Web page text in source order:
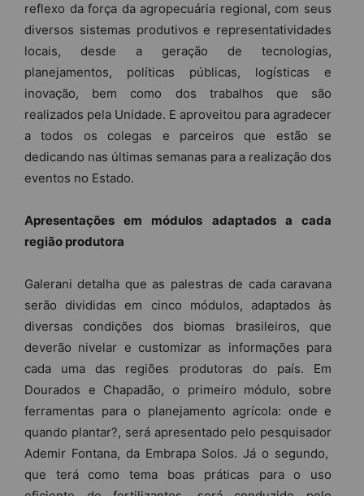
reflexo da força da agropecuária regional, com seus
diversos sistemas produtivos e representatividades
locais, desde a geração de tecnologias,
planejamentos, políticas públicas, logísticas e
inovação, bem como dos trabalhos que são
realizados pela Unidade. E aproveitou para agradecer
a todos os colegas e parceiros que estão se
dedicando nas últimas semanas para a realização dos
eventos no Estado.
Apresentações em módulos adaptados a cada
região produtora
Galerani detalha que as palestras de cada caravana
serão divididas em cinco módulos, adaptados às
diversas condições dos biomas brasileiros, que
deverão nivelar e customizar as informações para
cada uma das regiões produtoras do país. Em
Dourados e Chapadão, o primeiro módulo, sobre
ferramentas para o planejamento agrícola: onde e
quando plantar?, será apresentado pelo pesquisador
Ademir Fontana, da Embrapa Solos. Já o segundo,
que terá como tema boas práticas para o uso